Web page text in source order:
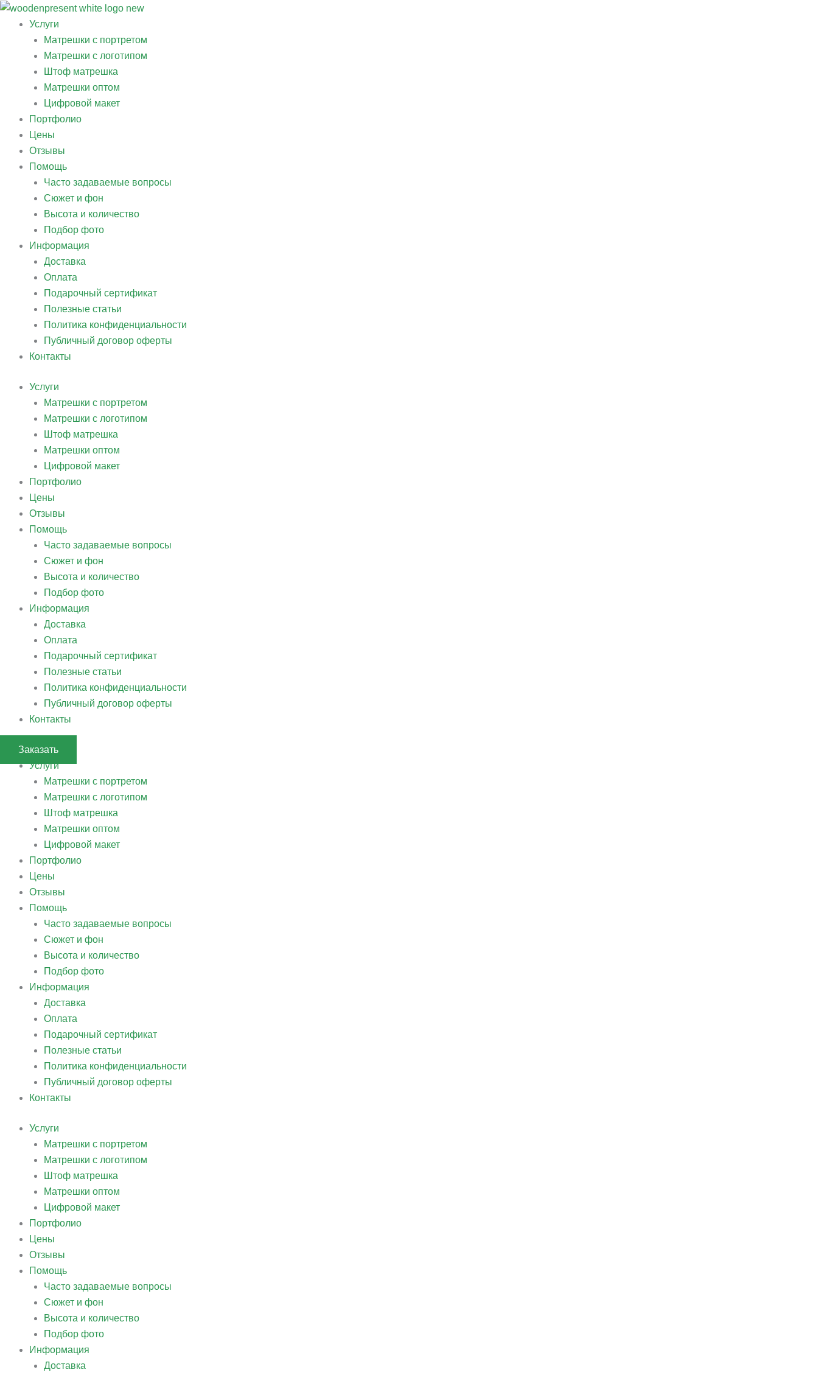
Перейти
содержимому
Услуги
Матрешки с портретом
Матрешки с логотипом
Штоф матрешка
Матрешки оптом
Цифровой макет
Портфолио
Цены
Отзывы
Помощь
Часто задаваемые вопросы
Сюжет и фон
Высота и количество
Подбор фото
Информация
Доставка
Оплата
Подарочный сертификат
Полезные статьи
Политика конфиденциальности
Публичный договор оферты
Контакты
Услуги
Матрешки с портретом
Матрешки с логотипом
Штоф матрешка
Матрешки оптом
Цифровой макет
Портфолио
Цены
Отзывы
Помощь
Часто задаваемые вопросы
Сюжет и фон
Высота и количество
Подбор фото
Информация
Доставка
Оплата
Подарочный сертификат
Полезные статьи
Политика конфиденциальности
Публичный договор оферты
Контакты
Заказать
Услуги
Матрешки с портретом
Матрешки с логотипом
Штоф матрешка
Матрешки оптом
Цифровой макет
Портфолио
Цены
Отзывы
Помощь
Часто задаваемые вопросы
Сюжет и фон
Высота и количество
Подбор фото
Информация
Доставка
Оплата
Подарочный сертификат
Полезные статьи
Политика конфиденциальности
Публичный договор оферты
Контакты
Услуги
Матрешки с портретом
Матрешки с логотипом
Штоф матрешка
Матрешки оптом
Цифровой макет
Портфолио
Цены
Отзывы
Помощь
Часто задаваемые вопросы
Сюжет и фон
Высота и количество
Подбор фото
Информация
Доставка